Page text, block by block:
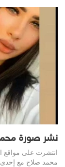
نشر صورة
انتشرت على مواقع
محمد صلاح مع إحدى